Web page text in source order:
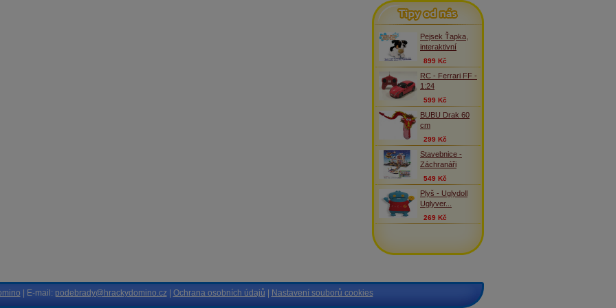
Tipy od nás
Pejsek Ťapka,
interaktivní
899 Kč
RC - Ferrari FF -
1:24
599 Kč
BUBU Drak 60
cm
299 Kč
Stavebnice -
Záchranáři
549 Kč
Plyš - Uglydoll
Uglyver...
269 Kč
| E-mail: podebrady@hrackydomino.cz| Ochrana osobních údajů Nastavení souborů cookies